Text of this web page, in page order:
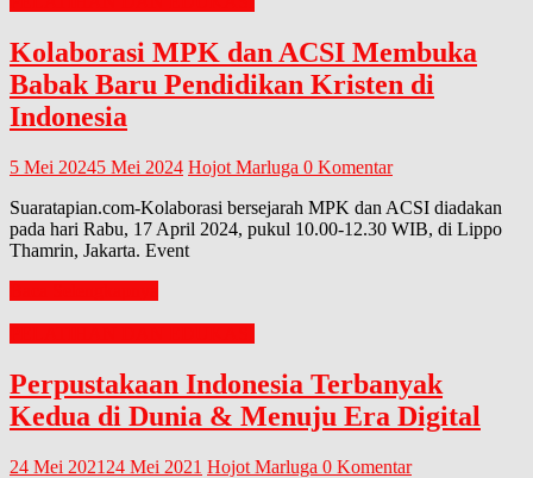
Kolaborasi MPK dan ACSI Membuka
Babak Baru Pendidikan Kristen di
Indonesia
5 Mei 20245 Mei 2024 Hojot Marluga 0 Komentar
Suaratapian.com-Kolaborasi bersejarah MPK dan ACSI diadakan
pada hari Rabu, 17 April 2024, pukul 10.00-12.30 WIB, di Lippo
Thamrin, Jakarta. Event
Perpustakaan Indonesia Terbanyak
Kedua di Dunia & Menuju Era Digital
24 Mei 2021 24 Mei 2021 Hojot Marluga 0 Komentar